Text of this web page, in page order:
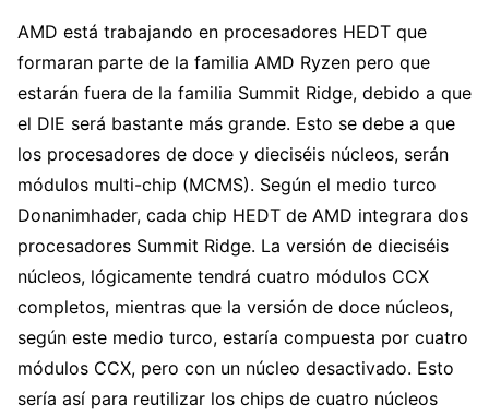
AMD está trabajando en procesadores HEDT que
formaran parte de la familia AMD Ryzen pero que
estarán fuera de la familia Summit Ridge, debido a que
el DIE será bastante más grande. Esto se debe a que
los procesadores de doce y dieciséis núcleos, serán
módulos multi-chip (MCMS). Según el medio turco
Donanimhader, cada chip HEDT de AMD integrara dos
procesadores Summit Ridge. La versión de dieciséis
núcleos, lógicamente tendrá cuatro módulos CCX
completos, mientras que la versión de doce núcleos,
según este medio turco, estaría compuesta por cuatro
módulos CCX, pero con un núcleo desactivado. Esto
sería así para reutilizar los chips de cuatro núcleos